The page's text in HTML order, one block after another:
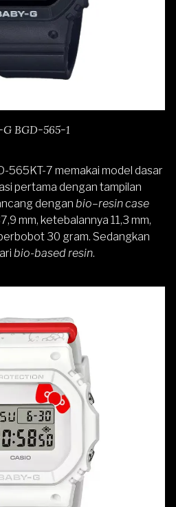
BGD-565-1
565KT-7 memakai model dasar
pertama dengan tampilan
dengan bio–resin case
mm, ketebalannya 11,3 mm,
30 gram. Sedangkan
bio-based resin.